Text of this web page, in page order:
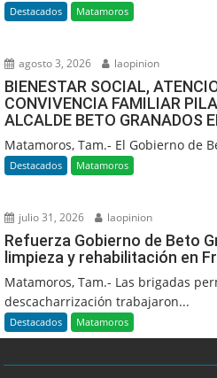
Destacados Matamoros
agosto 3, 2026 laopinion
BIENESTAR SOCIAL,
CONVIVENCIA FAMILIAR
ALCALDE BETO GRANADOS
Matamoros, Tam.- El Gobierno de
Destacados Matamoros
julio 31, 2026 laopinion
Refuerza Gobierno de Beto
limpieza y rehabilitación en
Matamoros, Tam.- Las brigadas
descacharrización trabajaron...
Destacados Matamoros